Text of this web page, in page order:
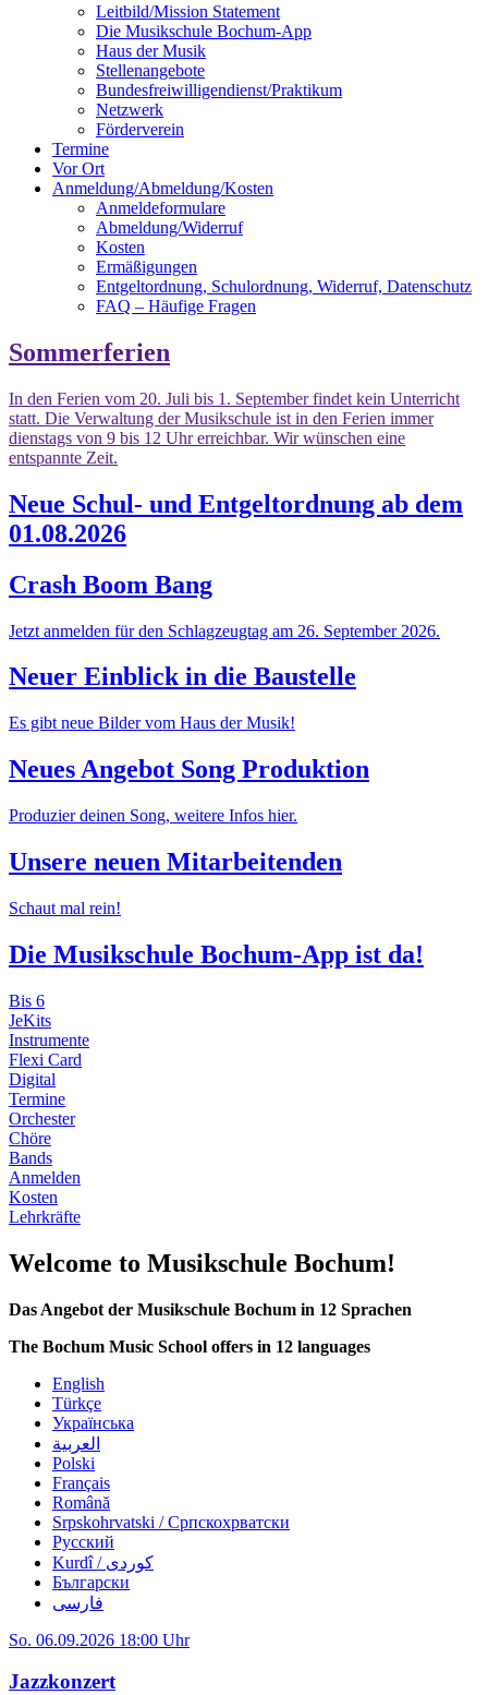
Leitbild/Mission Statement
Die Musikschule Bochum-App
Haus der Musik
Stellenangebote
Bundesfreiwilligendienst/Praktikum
Netzwerk
Förderverein
Termine
Vor Ort
Anmeldung/Abmeldung/Kosten
Anmeldeformulare
Abmeldung/Widerruf
Kosten
Ermäßigungen
Entgeltordnung, Schulordnung, Widerruf, Datenschutz
FAQ – Häufige Fragen
Sommerferien
In den Ferien vom 20. Juli bis 1. September findet kein Unterricht
statt. Die Verwaltung der Musikschule ist in den Ferien immer
dienstags von 9 bis 12 Uhr erreichbar. Wir wünschen eine
entspannte Zeit.
Neue Schul- und Entgeltordnung ab dem
01.08.2026
Crash Boom Bang
Jetzt anmelden für den Schlagzeugtag am 26. September 2026.
Neuer Einblick in die Baustelle
Es gibt neue Bilder vom Haus der Musik!
Neues Angebot Song Produktion
Produzier deinen Song, weitere Infos hier.
Unsere neuen Mitarbeitenden
Schaut mal rein!
Die Musikschule Bochum-App ist da!
Bis 6
JeKits
Instrumente
Flexi Card
Digital
Termine
Orchester
Chöre
Bands
Anmelden
Kosten
Lehrkräfte
Welcome to Musikschule Bochum!
Das Angebot der Musikschule Bochum in 12 Sprachen
The Bochum Music School offers in 12 languages
English
Türkçe
Українська
العربية
Polski
Français
Română
Srpskohrvatski / Српскохрватски
Русский
Kurdî / كوردی
Български
فارسی
So. 06.09.2026 18:00 Uhr
Jazzkonzert